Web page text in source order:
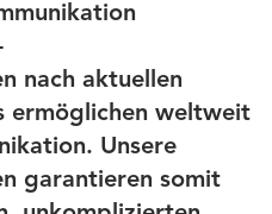
nach aktuellen
ermöglichen weltweit
Unsere
garantieren somit